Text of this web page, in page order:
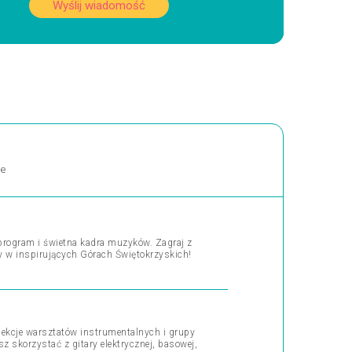
Wyślij wiadomość
i świetna kadra muzyków. Zagraj z
w inspirujących Górach Świętokrzyskich!
warsztatów instrumentalnych i grupy
skorzystać z gitary elektrycznej, basowej,